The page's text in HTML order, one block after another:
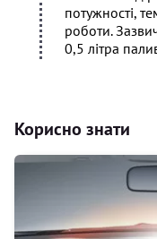
потужності,
роботи.
0,5 літра
Корисно знати